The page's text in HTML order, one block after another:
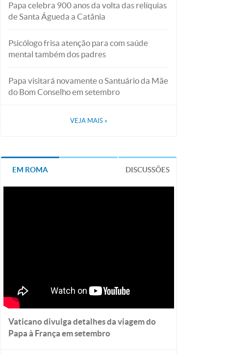
Papa celebra 900 anos da volta das relíquias
de Santa Águeda a Catânia
Psicólogo frisa atenção para com saúde
mental também dos padres
Papa visitará novamente o Santuário da Mãe
do Bom Conselho em setembro
VEJA MAIS »
EM ROMA DISCUSSÕES
Vaticano divulga detalhes da viagem do
Papa à França em setembro